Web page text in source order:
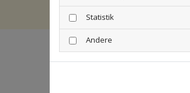
Statistik
Andere